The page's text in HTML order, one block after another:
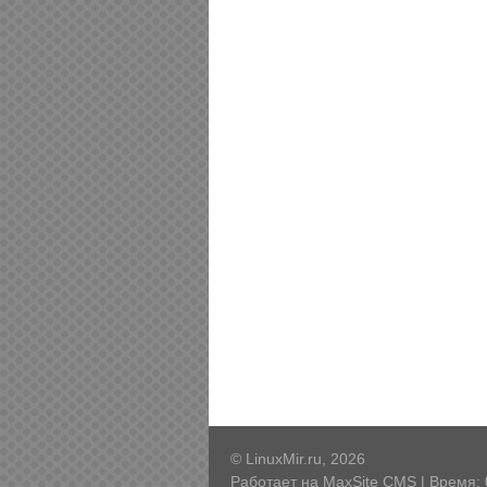
© LinuxMir.ru, 2026
Работает на MaxSite CMS | Время: